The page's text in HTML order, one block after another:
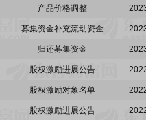
产品价格调整
募集资金补充流动资金
归还募集资金
股权激励进展公告
股权激励对象名单
股权激励进展公告